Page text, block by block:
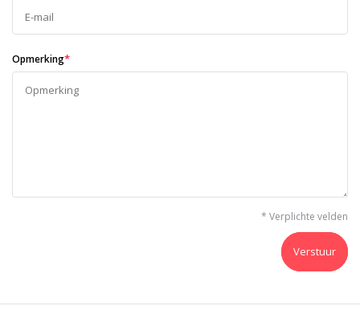
Opmerking*
* Verplichte velden
Verstuur